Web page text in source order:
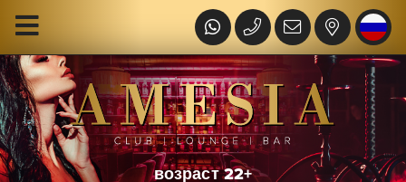
возраст 22+